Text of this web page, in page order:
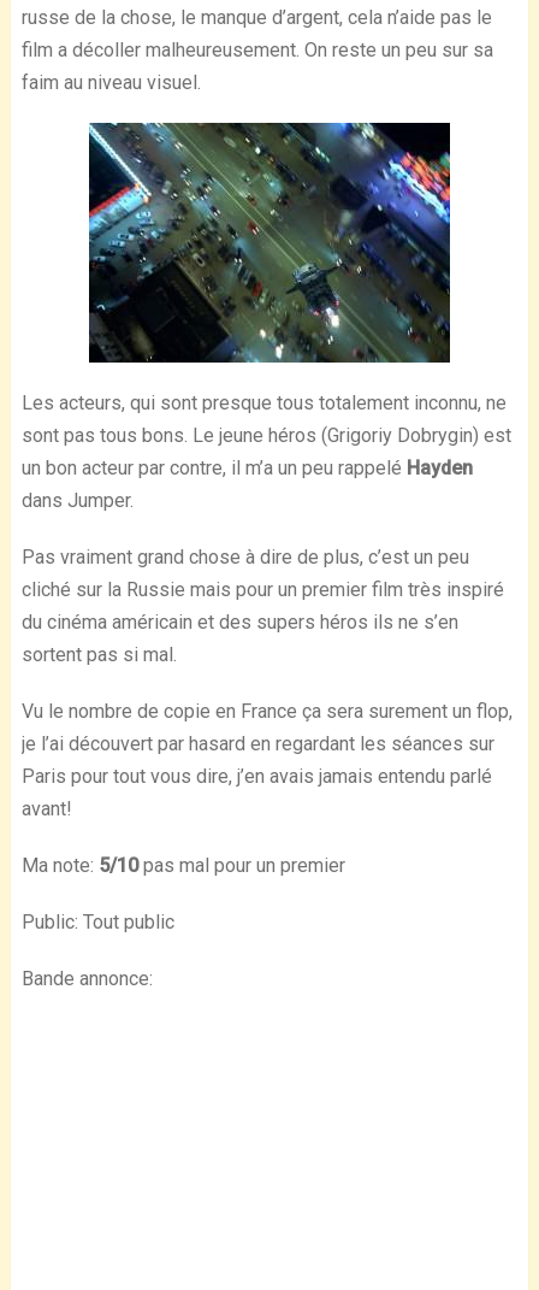
russe de la chose, le manque d’argent, cela n’aide pas le
film a décoller malheureusement. On reste un peu sur sa
faim au niveau visuel.
Les acteurs, qui sont presque tous totalement inconnu, ne
sont pas tous bons. Le jeune héros (Grigoriy Dobrygin) est
un bon acteur par contre, il m’a un peu rappelé Hayden
dans Jumper.
Pas vraiment grand chose à dire de plus, c’est un peu
cliché sur la Russie mais pour un premier film très inspiré
du cinéma américain et des supers héros ils ne s’en
sortent pas si mal.
Vu le nombre de copie en France ça sera surement un flop,
je l’ai découvert par hasard en regardant les séances sur
Paris pour tout vous dire, j’en avais jamais entendu parlé
avant!
Ma note: 5/10pas mal pour un premier
Public: Tout public
Bande annonce: